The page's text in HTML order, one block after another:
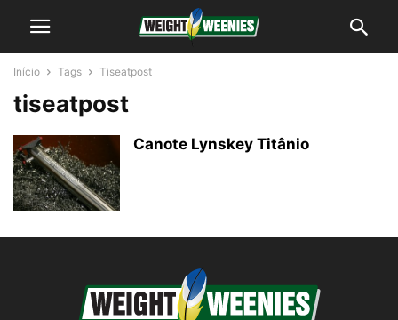
Início Tags Tiseatpost
tiseatpost
Canote Lynskey Titânio